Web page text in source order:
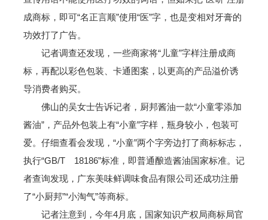
成商标，即可“名正言顺”使用“医”字，也是变相对牙膏的
功效打了广告。
记者调查还发现，一些商家将“儿童”字样注册成商
标，再配以彩色包装、卡通图案，以更高的产品溢价诱
导消费者购买。
佛山的吴女士告诉记者，厨邦酱油一款“小童零添加
酱油”，产品外包装上有“小童”字样，瓶身较小，包装可
爱。仔细查看会发现，“小童”两个字旁边打了商标标志，
执行“GB/T 18186”标准，即普通酿造酱油国家标准。记
者查询发现，广东美味鲜调味食品有限公司还成功注册
了“小厨邦”“小淘气”等商标。
记者注意到，今年4月底，国家知识产权局商标局官